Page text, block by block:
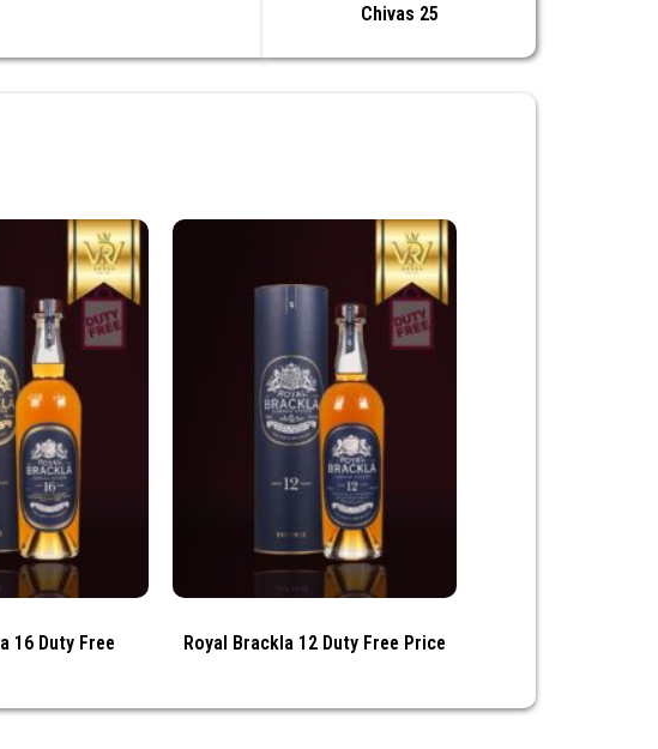
Chivas 25
16 Duty Free Royal Brackla 12 Duty Free Price